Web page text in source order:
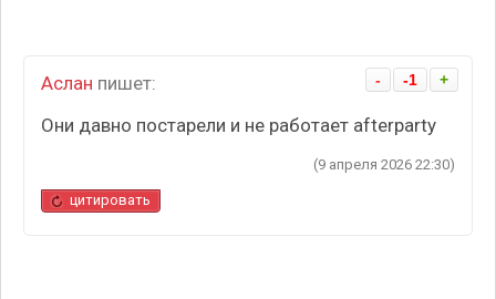
- -1 +
Аслан пишет:
Они давно постарели и не работает afterparty
(9 апреля 2026 22:30)
цитировать